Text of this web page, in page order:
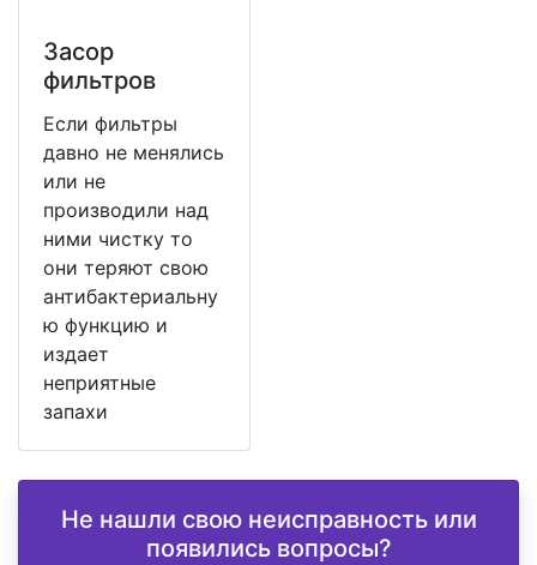
Засор
фильтров
Если фильтры
давно не менялись
или не
производили над
ними чистку то
они теряют свою
антибактериальну
ю функцию и
издает
неприятные
запахи
Не нашли свою неисправность или
появились вопросы?